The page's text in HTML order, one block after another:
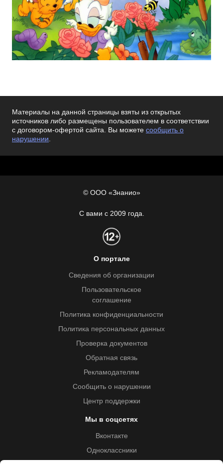
Материалы на данной страницы взяты из открытых
источников либо размещены пользователем в соответствии
с договором-офертой сайта. Вы можете сообщить о
нарушении.
© ООО «Знанио»
С вами с 2009 года.
О портале
Сведения об организации
Пользовательское
соглашение
Политика конфиденциальности
Политика персональных данных
Проверка документов
Обратная связь
Рекламодателям
Сообщить о нарушении
Центр поддержки
Мы в соцсетях
Вконтакте
Одноклассники